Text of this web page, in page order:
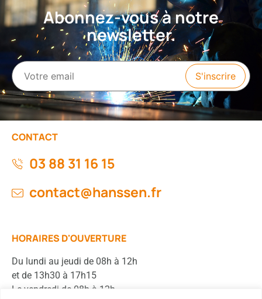
Abonnez-vous à notre
newsletter.
CONTACT
03 88 31 16 15
contact@hanssen.fr
HORAIRES D'OUVERTURE
Du lundi au jeudi de 08h à 12h
et de 13h30 à 17h15
Le vendredi de 08h à 12h